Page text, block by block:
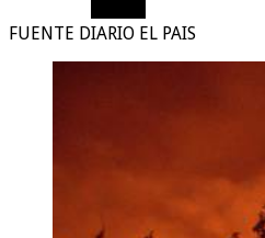
FUENTE DIARIO EL PAIS